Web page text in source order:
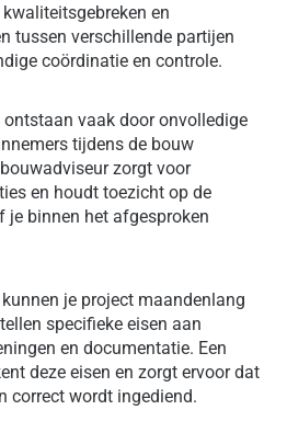
en
tussen verschillende partijen
coördinatie en controle.
vaak door onvolledige
tijdens de bouw
zorgt voor
en houdt toezicht op de
binnen het afgesproken
je project maandenlang
specifieke eisen aan
en documentatie. Een
deze eisen en zorgt ervoor dat
correct wordt ingediend.